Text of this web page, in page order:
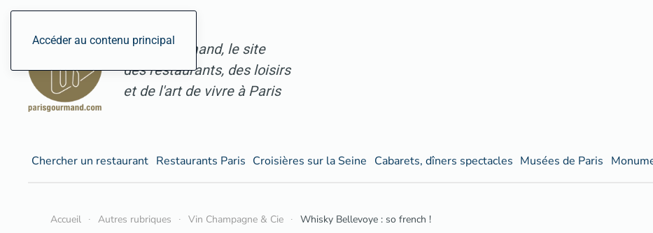
Accéder au contenu principal
ParisGourmand, le site
des restaurants, des loisirs
et de l'art de vivre à Paris
Chercher un restaurant Restaurants Paris Croisières sur la Seine Cabarets, dîners spectacles Musées de Paris
Accueil Autres rubriques Vin Champagne & Cie Whisky Bellevoye : so french !